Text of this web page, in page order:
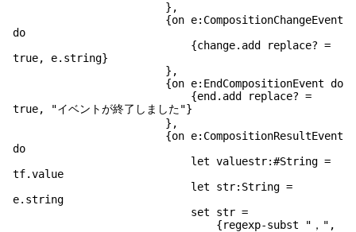
},
{on e:CompositionChangeEvent
do
{change.add replace? =
true, e.string}
},
{on e:EndCompositionEvent do
{end.add replace? =
true, "イベントが終了しました"}
},
{on e:CompositionResultEvent
do
let valuestr:#String =
tf.value
let str:String =
e.string
set str =
{regexp-subst "，",